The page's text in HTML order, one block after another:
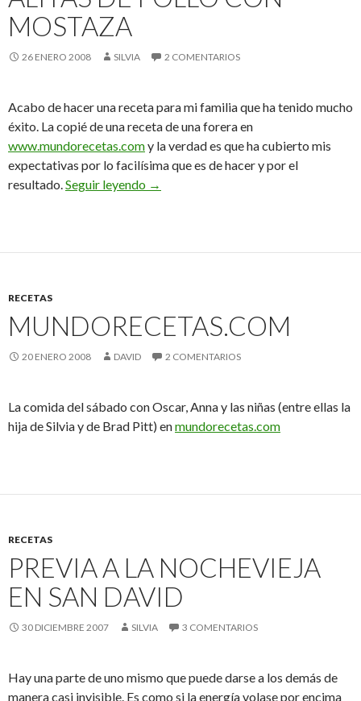
MOSTAZA
26 ENERO 2008 SILVIA 2 COMENTARIOS
Acabo de hacer una receta para mi familia que ha tenido mucho
éxito. La copié de una receta de una forera en
www.mundorecetas.comy la verdad es que ha cubierto mis
expectativas por lo facilísima que es de hacer y por el
resultado.Seguir leyendo Alitas de pollo con mostaza
→
RECETAS
MUNDORECETAS.COM
20 ENERO 2008 DAVID 2 COMENTARIOS
La comida del sábado con Oscar, Anna y las niñas (entre ellas la
hija de Silvia y de Brad Pitt) enmundorecetas.com
RECETAS
PREVIA A LA NOCHEVIEJA
EN SAN DAVID
30 DICIEMBRE 2007 SILVIA 3 COMENTARIOS
Hay una parte de uno mismo que puede darse a los demás de
manera casi invisible. Es como si la energía volase por encima